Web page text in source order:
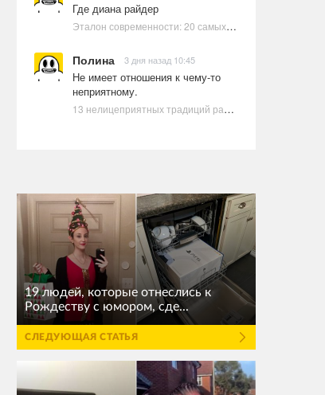
Где диана райдер
Эталон современности: 20 самых красивых и привлекательных актрис Голливуда, по мнению Google | Ультрамарин
Полина 3 дня назад 10:45
Не имеет отношения к чему-то
неприятному.
13 нелицеприятных традиций разных стран, которые могут шокировать неподготовленного человека
19 людей, которые отнеслись к
Рождеству с юмором, сде...
СЛЕДУЮЩАЯ СТАТЬЯ